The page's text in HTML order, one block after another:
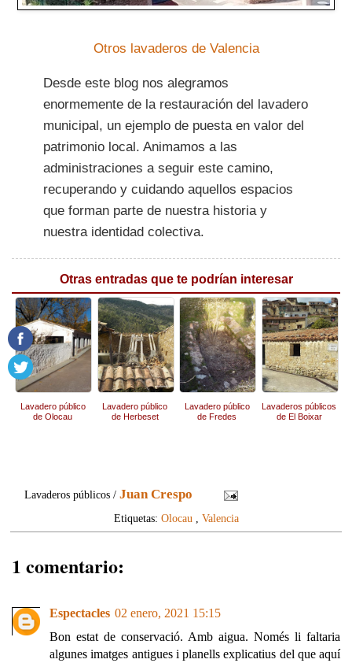
Otros lavaderos de Valencia
Desde este blog nos alegramos
enormemente de la restauración del lavadero
municipal, un ejemplo de puesta en valor del
patrimonio local. Animamos a las
administraciones a seguir este camino,
recuperando y cuidando aquellos espacios
que forman parte de nuestra historia y
nuestra identidad colectiva.
Otras entradas que te podrían interesar
Lavadero público
de Olocau
Lavadero público
de Herbeset
Lavadero público
de Fredes
Lavaderos públicos
de El Boixar
Lavaderos públicos /Juan Crespo
Etiquetas: Olocau Valencia
1 comentario:
Espectacles 02 enero, 2021 15:15
Bon estat de conservació. Amb aigua. Només li faltaria
algunes imatges antigues i planells explicatius del que aquí